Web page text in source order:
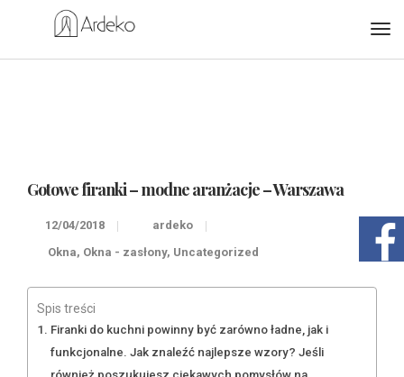
Gotowe firanki – modne aranżacje – Warszawa
12/04/2018
ardeko
Okna, Okna - zasłony, Uncategorized
Spis treści
Firanki do kuchni powinny być zarówno ładne, jak i
funkcjonalne. Jak znaleźć najlepsze wzory? Jeśli